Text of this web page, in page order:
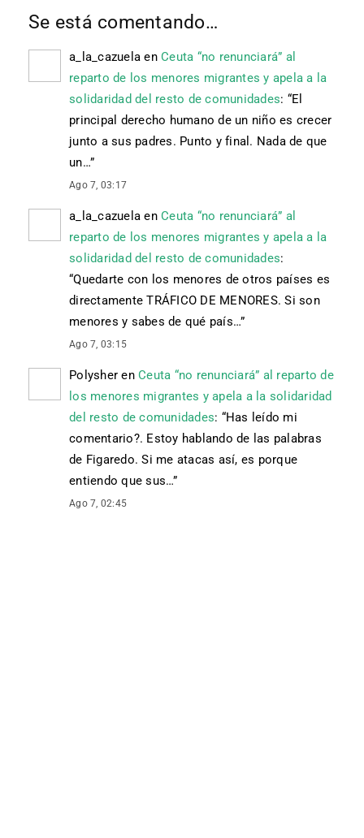
Se está comentando…
a_la_cazuela en Ceuta “no renunciará” al
reparto de los menores migrantes y apela a la
solidaridad del resto de comunidades: “El
principal derecho humano de un niño es crecer
junto a sus padres. Punto y final. Nada de que
un…”
Ago 7, 03:17
a_la_cazuela en Ceuta “no renunciará” al
reparto de los menores migrantes y apela a la
solidaridad del resto de comunidades:
“Quedarte con los menores de otros países es
directamente TRÁFICO DE MENORES. Si son
menores y sabes de qué país…”
Ago 7, 03:15
Polysher en Ceuta “no renunciará” al reparto de
los menores migrantes y apela a la solidaridad
del resto de comunidades: “Has leído mi
comentario?. Estoy hablando de las palabras
de Figaredo. Si me atacas así, es porque
entiendo que sus…”
Ago 7, 02:45